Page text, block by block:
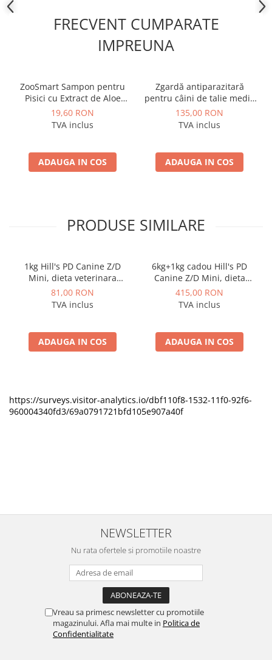
FRECVENT CUMPARATE
IMPREUNA
ZooSmart Sampon pentru
Pisici cu Extract de Aloe
Vera
19,60 RON
TVA inclus
ADAUGA IN COS
Zgardă antiparazitară
pentru câini de talie medie
53 cm Kiltix
135,00 RON
TVA inclus
ADAUGA IN COS
PRODUSE SIMILARE
1kg Hill's PD Canine Z/D
Mini, dieta veterinara
pentru caini cu probleme
dermatologice
81,00 RON
TVA inclus
ADAUGA IN COS
6kg+1kg cadou Hill's PD
Canine Z/D Mini, dieta
veterinara pentru caini cu
probleme dermatologice
415,00 RON
TVA inclus
ADAUGA IN COS
https://surveys.visitor-analytics.io/dbf110f8-1532-11f0-92f6-
960004340fd3/69a0791721bfd105e907a40f
NEWSLETTER
Nu rata ofertele si promotiile noastre
Vreau sa primesc newsletter cu promotiile
magazinului. Afla mai multe in Politica de
Confidentialitate